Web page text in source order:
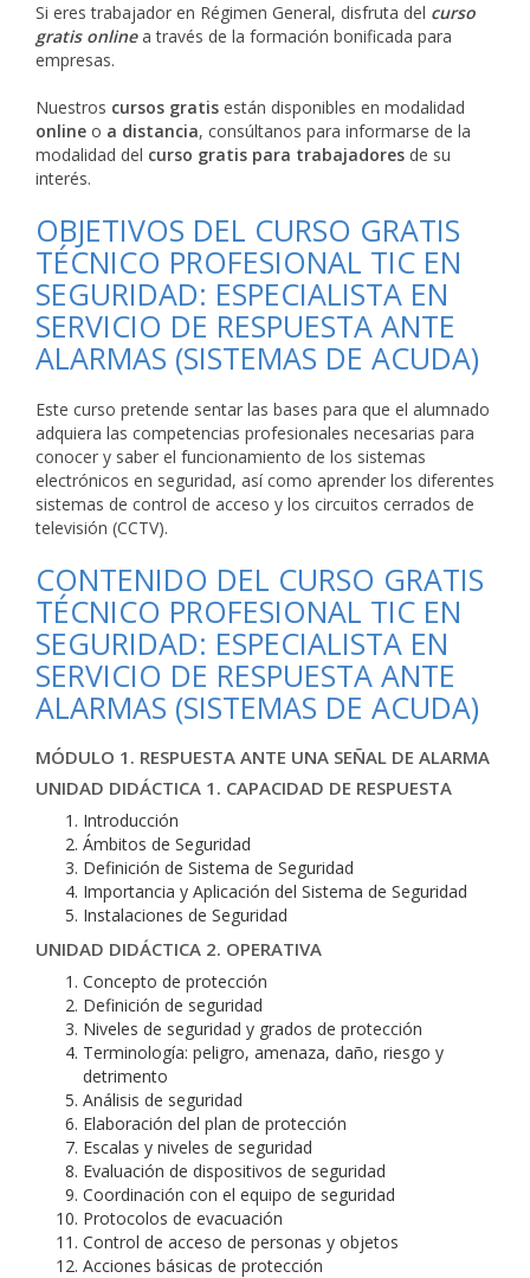
Si eres trabajador en Régimen General, disfruta del curso
gratis onlinea través de la formación bonificada para
empresas.
Nuestros cursos gratis están disponibles en modalidad
online o a distancia, consúltanos para informarse de la
modalidad del curso gratis para trabajadores de su
interés.
OBJETIVOS DEL CURSO GRATIS
TÉCNICO PROFESIONAL TIC EN
SEGURIDAD: ESPECIALISTA EN
SERVICIO DE RESPUESTA ANTE
ALARMAS (SISTEMAS DE ACUDA)
Este curso pretende sentar las bases para que el alumnado
adquiera las competencias profesionales necesarias para
conocer y saber el funcionamiento de los sistemas
electrónicos en seguridad, así como aprender los diferentes
sistemas de control de acceso y los circuitos cerrados de
televisión (CCTV).
CONTENIDO DEL CURSO GRATIS
TÉCNICO PROFESIONAL TIC EN
SEGURIDAD: ESPECIALISTA EN
SERVICIO DE RESPUESTA ANTE
ALARMAS (SISTEMAS DE ACUDA)
MÓDULO 1. RESPUESTA ANTE UNA SEÑAL DE ALARMA
UNIDAD DIDÁCTICA 1. CAPACIDAD DE RESPUESTA
Introducción
Ámbitos de Seguridad
Definición de Sistema de Seguridad
Importancia y Aplicación del Sistema de Seguridad
Instalaciones de Seguridad
UNIDAD DIDÁCTICA 2. OPERATIVA
Concepto de protección
Definición de seguridad
Niveles de seguridad y grados de protección
Terminología: peligro, amenaza, daño, riesgo y
detrimento
Análisis de seguridad
Elaboración del plan de protección
Escalas y niveles de seguridad
Evaluación de dispositivos de seguridad
Coordinación con el equipo de seguridad
Protocolos de evacuación
Control de acceso de personas y objetos
Acciones básicas de protección